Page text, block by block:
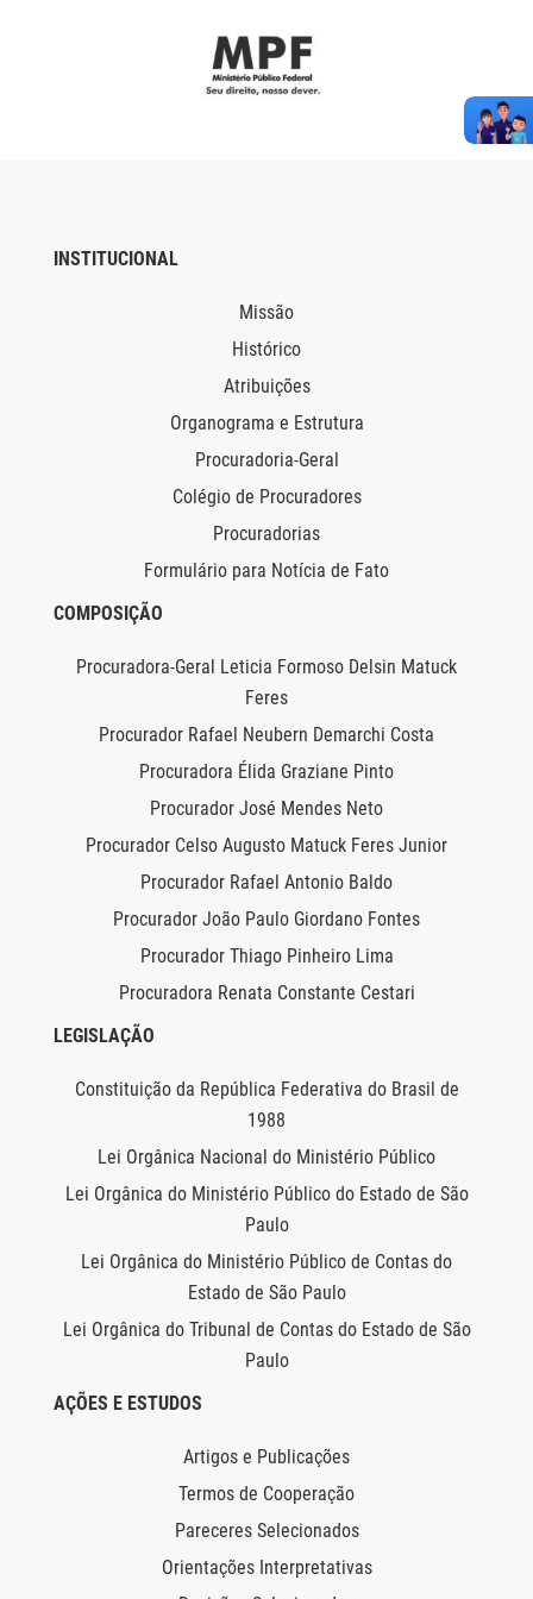
INSTITUCIONAL
Missão
Histórico
Atribuições
Organograma e Estrutura
Procuradoria-Geral
Colégio de Procuradores
Procuradorias
Formulário para Notícia de Fato
COMPOSIÇÃO
Procuradora-Geral Leticia Formoso Delsin Matuck
Feres
Procurador Rafael Neubern Demarchi Costa
Procuradora Élida Graziane Pinto
Procurador José Mendes Neto
Procurador Celso Augusto Matuck Feres Junior
Procurador Rafael Antonio Baldo
Procurador João Paulo Giordano Fontes
Procurador Thiago Pinheiro Lima
Procuradora Renata Constante Cestari
LEGISLAÇÃO
Constituição da República Federativa do Brasil de
1988
Lei Orgânica Nacional do Ministério Público
Lei Orgânica do Ministério Público do Estado de São
Paulo
Lei Orgânica do Ministério Público de Contas do
Estado de São Paulo
Lei Orgânica do Tribunal de Contas do Estado de São
Paulo
AÇÕES E ESTUDOS
Artigos e Publicações
Termos de Cooperação
Pareceres Selecionados
Orientações Interpretativas